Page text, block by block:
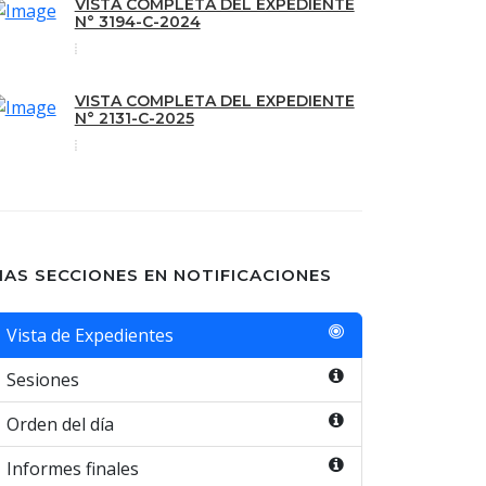
VISTA COMPLETA DEL EXPEDIENTE
N° 3194-C-2024
VISTA COMPLETA DEL EXPEDIENTE
N° 2131-C-2025
SECCIONES EN NOTIFICACIONES
Vista de Expedientes
Sesiones
Orden del día
Informes finales